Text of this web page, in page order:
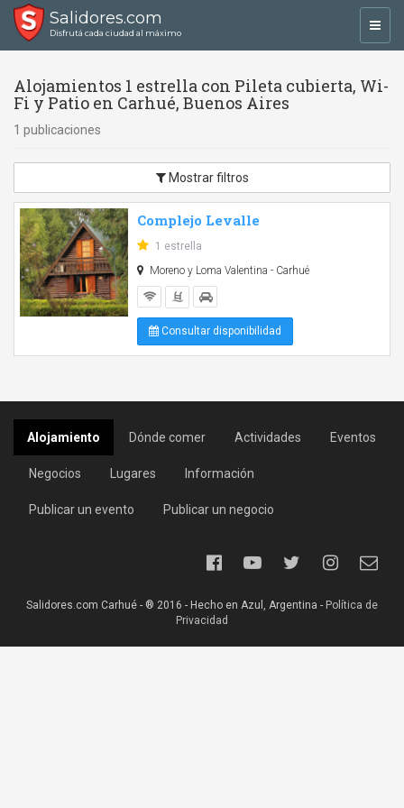
Salidores.com
Disfrutá cada ciudad al máximo
Alojamientos 1 estrella con Pileta cubierta, Wi-
Fi y Patio en Carhué, Buenos Aires
1 publicaciones
Mostrar filtros
Complejo Levalle
1 estrella
Moreno y Loma Valentina - Carhué
Consultar disponibilidad
Alojamiento Dónde comer Actividades Eventos
Negocios Lugares Información
Publicar un evento Publicar un negocio
Salidores.com Carhué - ® 2016 - Hecho en Azul, Argentina - Política de
Privacidad